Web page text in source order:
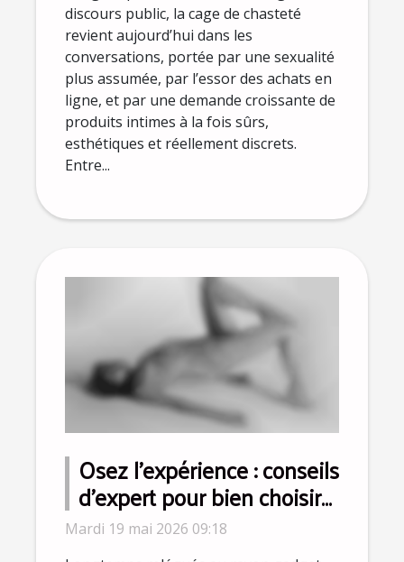
discours public, la cage de chasteté
revient aujourd’hui dans les
conversations, portée par une sexualité
plus assumée, par l’essor des achats en
ligne, et par une demande croissante de
produits intimes à la fois sûrs,
esthétiques et réellement discrets.
Entre...
Osez l’expérience : conseils
d’expert pour bien choisir
le meilleur sex-toy pour
homme
Mardi 19 mai 2026 09:18